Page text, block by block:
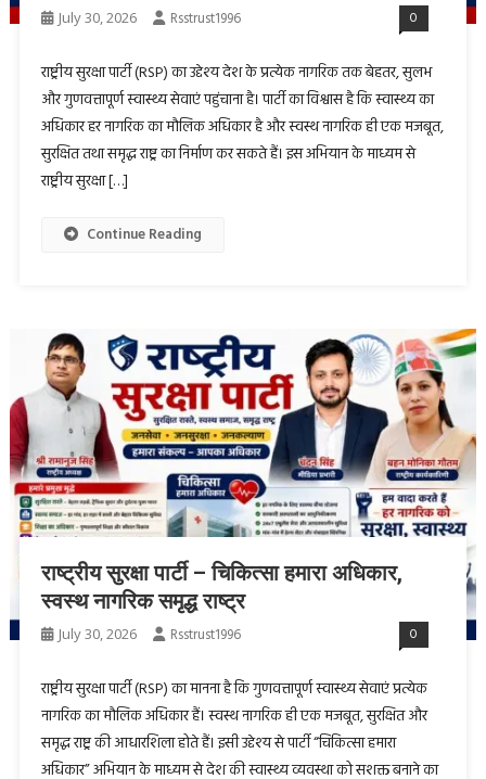
July 30, 2026 Rsstrust1996 0
राष्ट्रीय सुरक्षा पार्टी (RSP) का उद्देश्य देश के प्रत्येक नागरिक तक बेहतर, सुलभ
और गुणवत्तापूर्ण स्वास्थ्य सेवाएं पहुंचाना है। पार्टी का विश्वास है कि स्वास्थ्य का
अधिकार हर नागरिक का मौलिक अधिकार है और स्वस्थ नागरिक ही एक मजबूत,
सुरक्षित तथा समृद्ध राष्ट्र का निर्माण कर सकते हैं। इस अभियान के माध्यम से
राष्ट्रीय सुरक्षा […]
Continue Reading
राष्ट्रीय सुरक्षा पार्टी – चिकित्सा हमारा अधिकार,
स्वस्थ नागरिक समृद्ध राष्ट्र
July 30, 2026 Rsstrust1996 0
राष्ट्रीय सुरक्षा पार्टी (RSP) का मानना है कि गुणवत्तापूर्ण स्वास्थ्य सेवाएं प्रत्येक
नागरिक का मौलिक अधिकार हैं। स्वस्थ नागरिक ही एक मजबूत, सुरक्षित और
समृद्ध राष्ट्र की आधारशिला होते हैं। इसी उद्देश्य से पार्टी “चिकित्सा हमारा
अधिकार” अभियान के माध्यम से देश की स्वास्थ्य व्यवस्था को सशक्त बनाने का